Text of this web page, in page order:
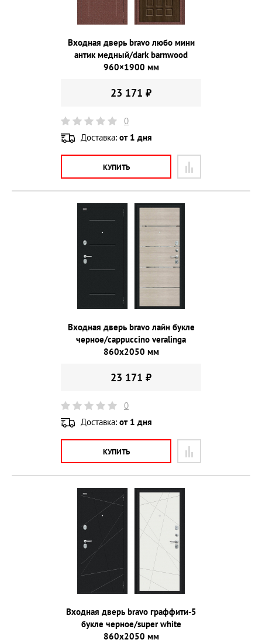
Входная дверь bravo любо мини
антик медный/dark barnwood
960×1900 мм
23 171 ₽
0
Доставка: от 1 дня
КУПИТЬ
Входная дверь bravo лайн букле
черное/cappuccino veralinga
860х2050 мм
23 171 ₽
0
Доставка: от 1 дня
КУПИТЬ
Входная дверь bravo граффити-5
букле черное/super white
860х2050 мм